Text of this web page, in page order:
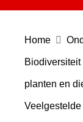
e
Home
Biodiversiteit
planten en